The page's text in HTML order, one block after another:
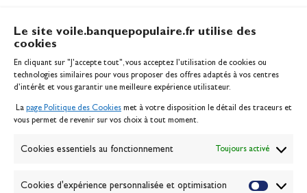
Le site voile.banquepopulaire.fr utilise des
cookies
En cliquant sur "J'accepte tout", vous acceptez l’utilisation de cookies ou
technologies similaires pour vous proposer des offres adaptés à vos centres
d’intérêt et vous garantir une meilleure expérience utilisateur.
La page Politique des Cookies met à votre disposition le détail des traceurs et
vous permet de revenir sur vos choix à tout moment.
Cookies essentiels au fonctionnement Toujours activé
Cookies d'expérience personnalisée et optimisation
Inscription serveur média
Contact
Politique des cookies
Banque de la voile
Passion Voile TV